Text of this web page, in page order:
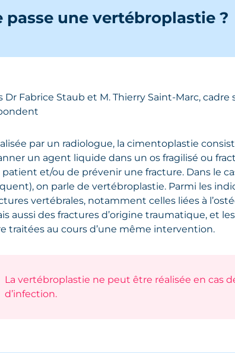
passe une vertébroplastie ?
Dr Fabrice Staub et M. Thierry Saint-Marc,
par un radiologue, la cimentoplastie
un agent liquide dans un os fragilisé ou
et/ou de prévenir une fracture. Dans le
on parle de vertébroplastie. Parmi les
vertébrales, notamment celles liées à
aussi des fractures d’origine traumatique, et
traitées au cours d’une même intervention.
La vertébroplastie ne peut être réalisée en cas
d’infection.